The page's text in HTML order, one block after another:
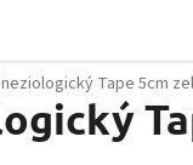
Tape 5cm